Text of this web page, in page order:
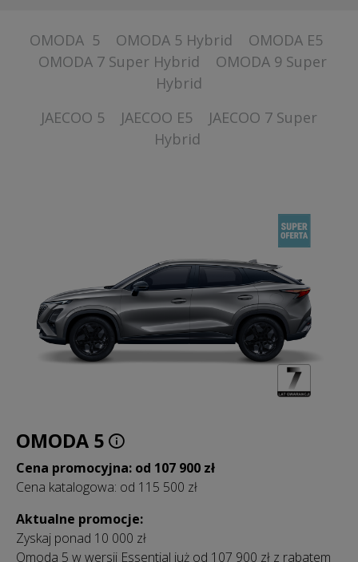
OMODA 5 OMODA 5 Hybrid
OMODA E5
OMODA 7 Super Hybrid
OMODA 9 Super
Hybrid
JAECOO 5
JAECOO E5
JAECOO 7 Super
Hybrid
OMODA 5
Cena promocyjna: od 107 900 zł
Cena katalogowa: od 115 500 zł
Aktualne promocje:
Zyskaj ponad 10 000 zł
Omoda 5 w wersji Essential już od 107 900 zł z rabatem